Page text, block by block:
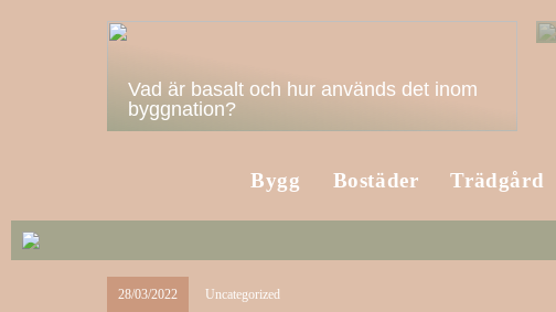
Vad är basalt och hur används det inom
byggnation?
Bygg Bostäder Trädgård
28/03/2022 Uncategorized